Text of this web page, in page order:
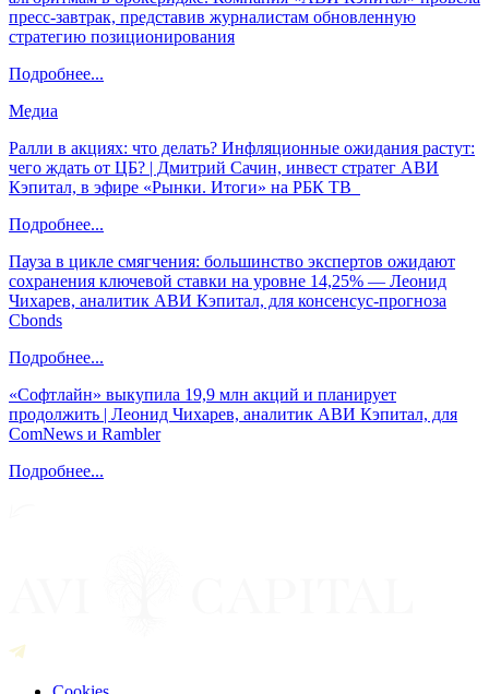
пресс-завтрак, представив журналистам обновленную
стратегию позиционирования
Подробнее...
Медиа
Ралли в акциях: что делать? Инфляционные ожидания растут:
чего ждать от ЦБ? | Дмитрий Сачин, инвест стратег АВИ
Кэпитал, в эфире «Рынки. Итоги» на РБК ТВ
Подробнее...
Пауза в цикле смягчения: большинство экспертов ожидают
сохранения ключевой ставки на уровне 14,25% — Леонид
Чихарев, аналитик АВИ Кэпитал, для консенсус-прогноза
Cbonds
Подробнее...
«Софтлайн» выкупила 19,9 млн акций и планирует
продолжить | Леонид Чихарев, аналитик АВИ Кэпитал, для
ComNews и Rambler
Подробнее...